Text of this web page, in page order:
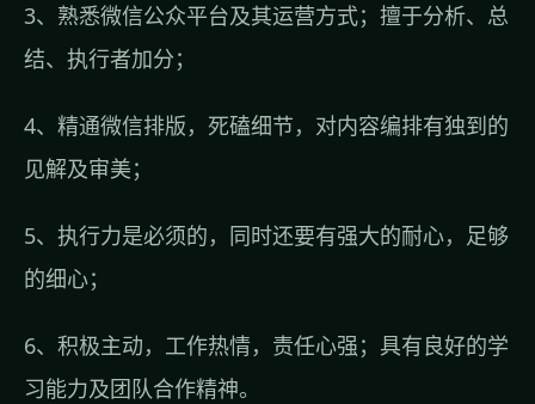
3、熟悉微信公众平台及其运营方式；擅于分析、总
结、执行者加分；
4、精通微信排版，死磕细节，对内容编排有独到的
见解及审美；
5、执行力是必须的，同时还要有强大的耐心，足够
的细心；
6、积极主动，工作热情，责任心强；具有良好的学
习能力及团队合作精神。